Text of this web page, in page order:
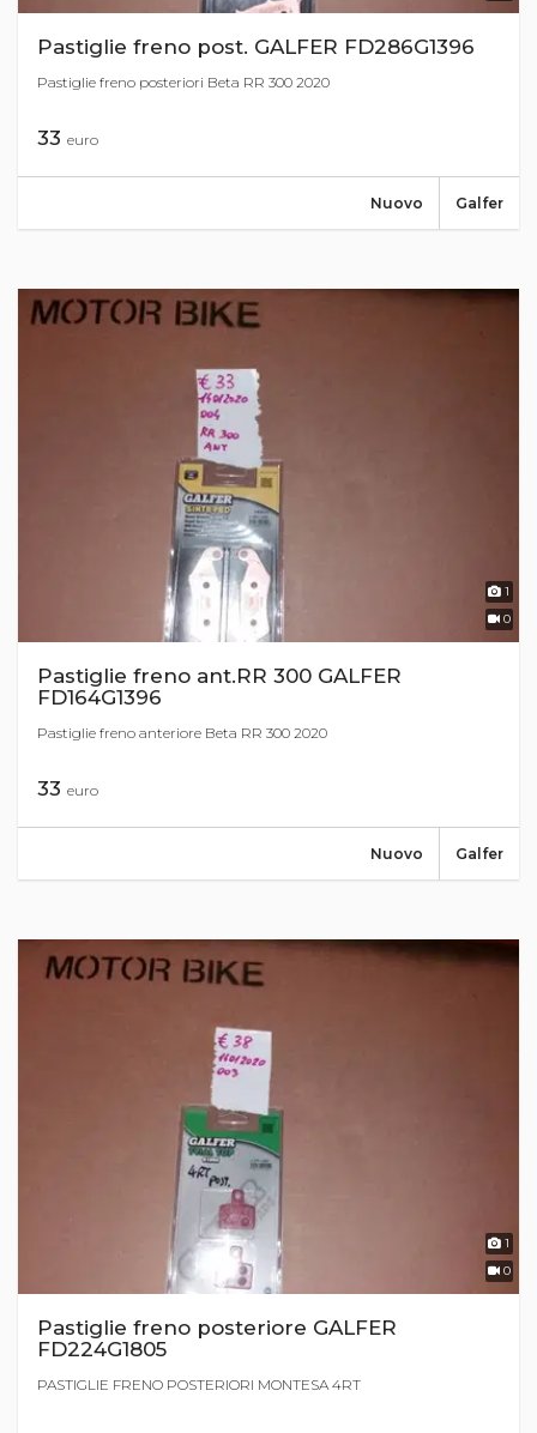
Pastiglie freno post. GALFER FD286G1396
Pastiglie freno posteriori Beta RR 300 2020
33 euro
Galfer
Nuovo
1
0
Pastiglie freno ant.RR 300 GALFER
FD164G1396
Pastiglie freno anteriore Beta RR 300 2020
33 euro
Galfer
Nuovo
1
0
Pastiglie freno posteriore GALFER
FD224G1805
PASTIGLIE FRENO POSTERIORI MONTESA 4RT